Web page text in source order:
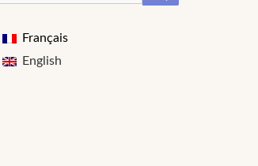
Français
English